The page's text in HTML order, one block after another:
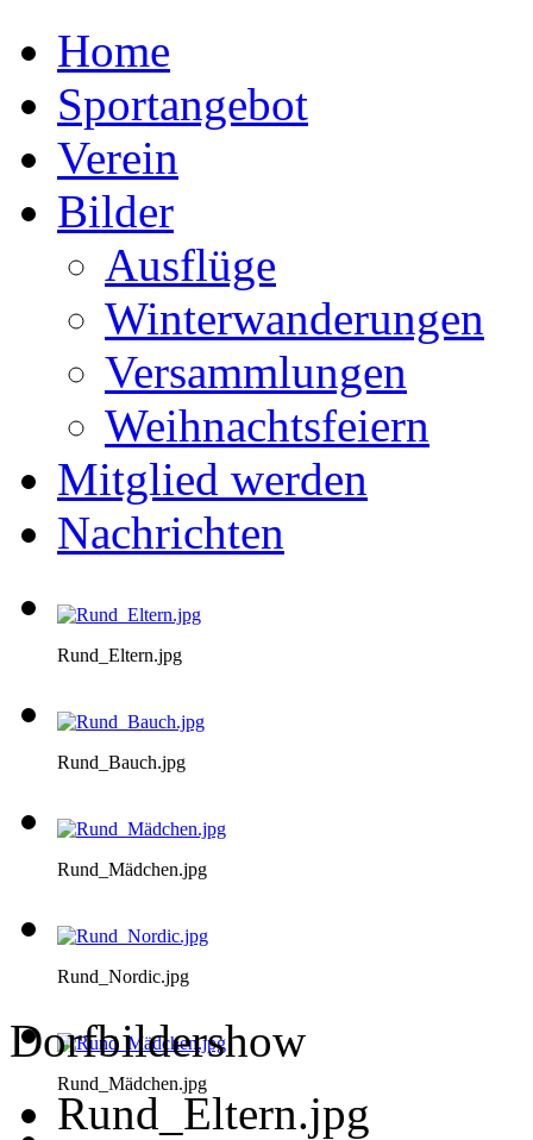
Home
Sportangebot
Verein
Bilder
Ausflüge
Winterwanderungen
Versammlungen
Weihnachtsfeiern
Mitglied werden
Nachrichten
Rund_Eltern.jpg
Rund_Bauch.jpg
Rund_Mädchen.jpg
Rund_Nordic.jpg
Rund_Mädchen.jpg
Dorfbildershow
Rund_Eltern.jpg